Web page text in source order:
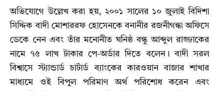
অভিযোগে উল্লেখ করা হয়, ২০০১ সালের ১০ জুলাই বিদিশা
সিদ্দিক বাদী মোশাররফ হোসেনকে বনানীর রজনীগন্ধা অফিসে
ডেকে নেন এবং তাঁর মনোনীত ঘনিষ্ঠ বন্ধু আব্দুল রাজ্জাকের
নামে ৭৫ লাখ টাকার পে-অর্ডার দিতে বলেন। বাদী সরল
বিশ্বাসে স্ট্যান্ডার্ড চার্টার্ড ব্যাংকের কারওয়ান বাজার শাখার
মাধ্যমে ওই বিপুল পরিমাণ অর্থ পরিশোধ করেন এবং